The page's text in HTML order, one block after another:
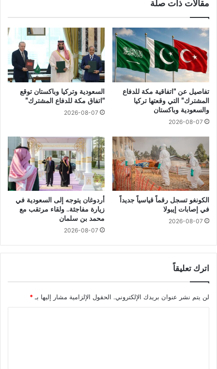
مقالات ذات صلة
تفاصيل عن “اتفاقية مكة للدفاع
المشترك” التي وقعتها تركيا
والسعودية وباكستان
2026-08-07
السعودية وتركيا وباكستان توقع
“اتفاق مكة للدفاع المشترك”
2026-08-07
الكونغو تسجل رقماً قياسياً جديداً
في إصابات إيبولا
2026-08-07
أردوغان يتوجه إلى السعودية في
زيارة مفاجئة.. ولقاء مرتقب مع
محمد بن سلمان
2026-08-07
اترك تعليقاً
لن يتم نشر عنوان بريدك الإلكتروني. الحقول الإلزامية مشار إليها بـ*